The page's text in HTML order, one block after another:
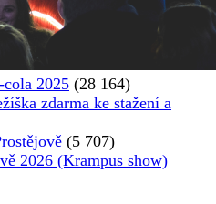
2025 (28 164)
zdarma ke stažení a
(5 707)
2026 (Krampus show)